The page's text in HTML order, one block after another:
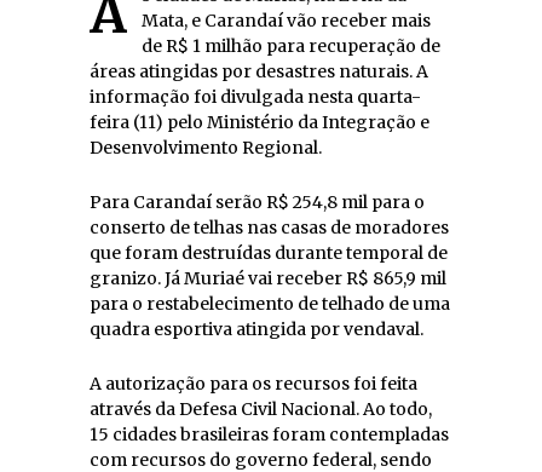
As cidades de Muriaé, na Zona da
Mata, e Carandaí vão receber mais
de R$ 1 milhão para recuperação de
áreas atingidas por desastres naturais. A
informação foi divulgada nesta quarta-
feira (11) pelo Ministério da Integração e
Desenvolvimento Regional.
Para Carandaí serão R$ 254,8 mil para o
conserto de telhas nas casas de moradores
que foram destruídas durante temporal de
granizo. Já Muriaé vai receber R$ 865,9 mil
para o restabelecimento de telhado de uma
quadra esportiva atingida por vendaval.
A autorização para os recursos foi feita
através da Defesa Civil Nacional. Ao todo,
15 cidades brasileiras foram contempladas
com recursos do governo federal, sendo